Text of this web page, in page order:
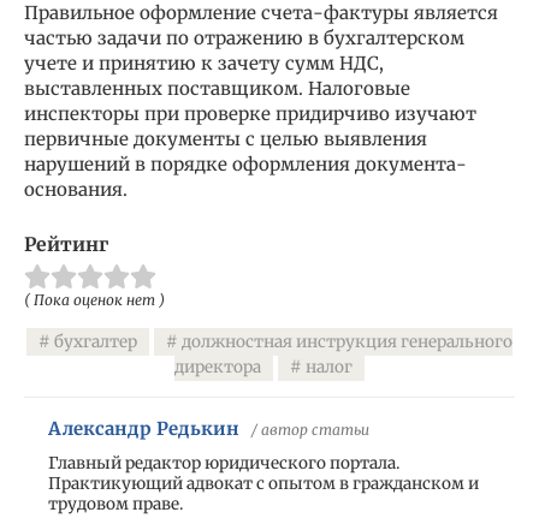
Правильное оформление счета-фактуры является
частью задачи по отражению в бухгалтерском
учете и принятию к зачету сумм НДС,
выставленных поставщиком. Налоговые
инспекторы при проверке придирчиво изучают
первичные документы с целью выявления
нарушений в порядке оформления документа-
основания.
Рейтинг
( Пока оценок нет )
бухгалтер
должностная инструкция генерального
директора
налог
Александр Редькин / автор статьи
Главный редактор юридического портала.
Практикующий адвокат с опытом в гражданском и
трудовом праве.